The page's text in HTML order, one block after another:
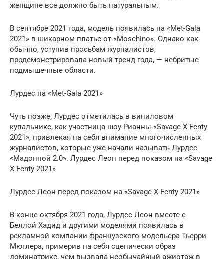
женщине все должно быть натуральным.
В сентябре 2021 года, модель появилась на «Met-Gala
2021» в шикарном платье от «Moschino». Однако как
обычно, уступив просьбам журналистов,
продемонстрировала новый тренд года, — небритые
подмышечные области.
Лурдес на «Met-Gala 2021»
Чуть позже, Лурдес отметилась в виниловом
купальнике, как участница шоу Рианны «Savage X Fenty
2021», привлекая на себя внимание многочисленных
журналистов, которые уже начали называть Лурдес
«Мадонной 2.0». Лурдес Леон перед показом на «Savage
X Fenty 2021»
Лурдес Леон перед показом на «Savage X Fenty 2021»
В конце октября 2021 года, Лурдес Леон вместе с
Беллой Хадид и другими моделями появилась в
рекламной компании французского модельера Тьерри
Мюглера, примерив на себя сценически образ
доминатрикс, чем вызвала необычайный ажиотаж в